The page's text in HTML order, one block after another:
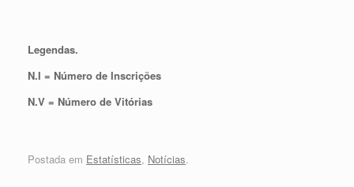
Legendas.
N.I = Número de Inscrições
N.V = Número de Vitórias
Postada em Estatísticas, Notícias.